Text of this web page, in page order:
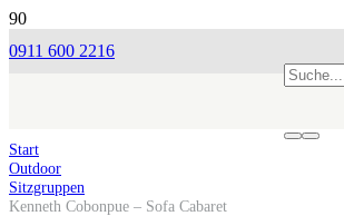
0911 600 2216
Start
Outdoor
Sitzgruppen
Kenneth Cobonpue – Sofa Cabaret